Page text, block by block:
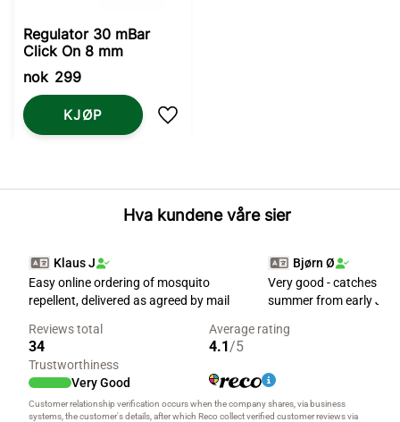
Regulator 30 mBar
Click On 8 mm
nok 299
Lagre som favoritt
KJØP
Hva kundene våre sier